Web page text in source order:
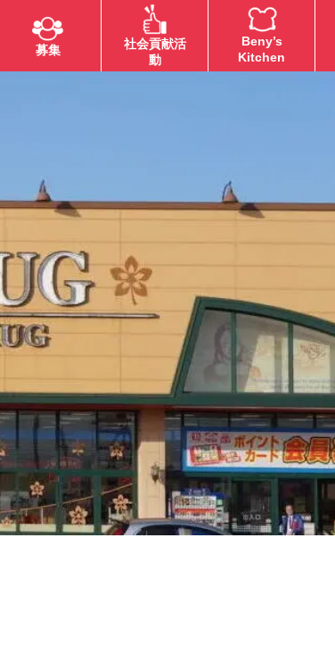
募集
社会貢献活
動
Beny’s
Kitchen
地区】メガ
備セール！
【MEGA弘前地区】メガの
Bom(お盆)準備セール！